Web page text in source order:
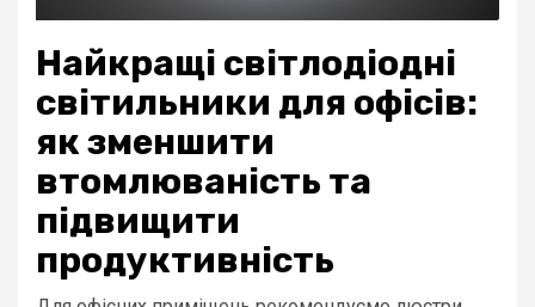
Найкращі світлодіодні
світильники для офісів:
як зменшити
втомлюваність та
підвищити
продуктивність